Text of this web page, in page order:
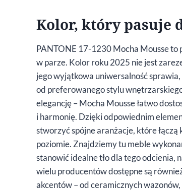
Kolor, który pasuje
PANTONE 17-1230 Mocha Mousse to
w parze. Kolor roku 2025 nie jest
jego wyjątkowa uniwersalność
od preferowanego stylu
elegancję – Mocha Mousse łatwo
i harmonię. Dzięki odpowiednim
stworzyć spójne aranżacje, które
poziomie. Znajdziemy tu meble
stanowić idealne tło dla tego
wielu producentów dostępne są
akcentów – od ceramicznych